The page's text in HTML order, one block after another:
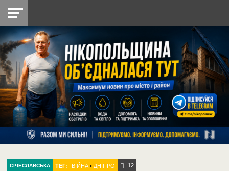
НІКОПОЛЬ
РАЙОН
СІЧЕСЛАВСЬКА
УКРАЇНА
РЕТРО
НІКОПОЛЬ
ЛАЙТ
УКРАЇНА
ДОПОМОГА
РАДІО
СІЧЕСЛАВСЬКА ТЕГ: ВІЙНА • ДНІПРО 12